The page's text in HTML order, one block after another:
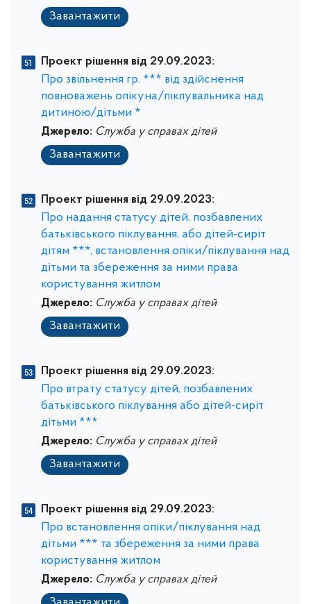
Завантажити
Проект рішення від 29.09.2023:
Про звільнення гр. *** від здійснення
повноважень опікуна/піклувальника над
дитиною/дітьми *
Джерело: Служба у справах дітей
Завантажити
Проект рішення від 29.09.2023:
Про надання статусу дітей, позбавлених
батьківського піклування, або дітей-сиріт
дітям ***, встановлення опіки/піклування над
дітьми та збереження за ними права
користування житлом
Джерело: Служба у справах дітей
Завантажити
Проект рішення від 29.09.2023:
Про втрату статусу дітей, позбавлених
батьківського піклування або дітей-сиріт
дітьми ***
Джерело: Служба у справах дітей
Завантажити
Проект рішення від 29.09.2023:
Про встановлення опіки/піклування над
дітьми *** та збереження за ними права
користування житлом
Джерело: Служба у справах дітей